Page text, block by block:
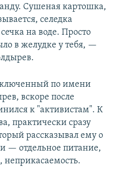
Сушеная картошка,
селедка
на воде. Просто
в желудке у тебя, —
по имени
вскоре после
к "активистам". К
практически сразу
рассказывал ему о
— отдельное питание,
неприкасаемость.